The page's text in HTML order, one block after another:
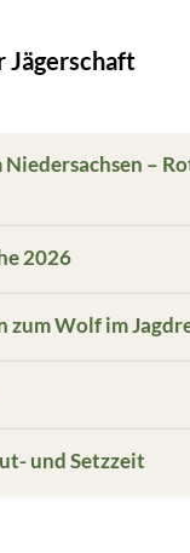
Jägerschaft
–
2026
zum Wolf im
und Setzzeit